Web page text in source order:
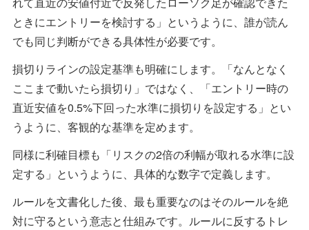
ときにエントリーを検討する」というように、誰が読ん
でも同じ判断ができる具体性が必要です。
損切りラインの設定基準も明確にします。「なんとなく
ここまで動いたら損切り」ではなく、「エントリー時の
直近安値を0.5%下回った水準に損切りを設定する」とい
うように、客観的な基準を定めます。
同様に利確目標も「リスクの2倍の利幅が取れる水準に設
定する」というように、具体的な数字で定義します。
ルールを文書化した後、最も重要なのはそのルールを絶
対に守るという意志と仕組みです。ルールに反するトレ